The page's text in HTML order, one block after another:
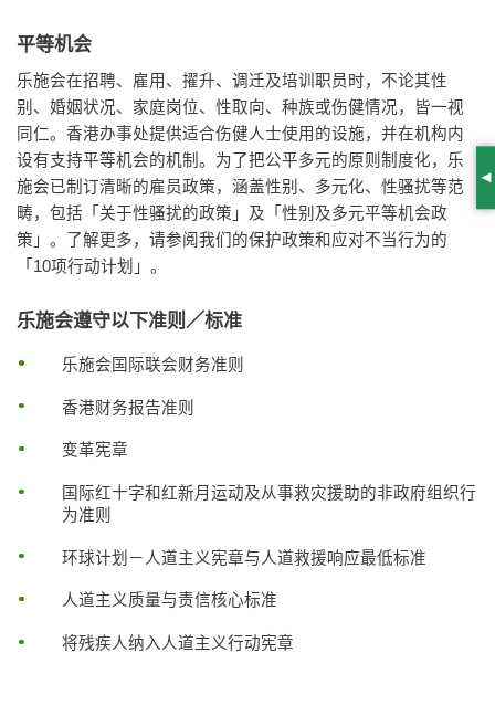
平等机会
乐施会在招聘、雇用、擢升、调迁及培训职员时，不论其性
别、婚姻状况、家庭岗位、性取向、种族或伤健情况，皆一视
同仁。香港办事处提供适合伤健人士使用的设施，并在机构内
设有支持平等机会的机制。为了把公平多元的原则制度化，乐
施会已制订清晰的雇员政策，涵盖性别、多元化、性骚扰等范
畴，包括「关于性骚扰的政策」及「性别及多元平等机会政
策」。了解更多，请参阅我们的保护政策和应对不当行为的
「10项行动计划」。
乐施会遵守以下准则／标准
乐施会国际联会财务准则
香港财务报告准则
变革宪章
国际红十字和红新月运动及从事救灾援助的非政府组织行
为准则
环球计划－人道主义宪章与人道救援响应最低标准
人道主义质量与责信核心标准
将残疾人纳入人道主义行动宪章